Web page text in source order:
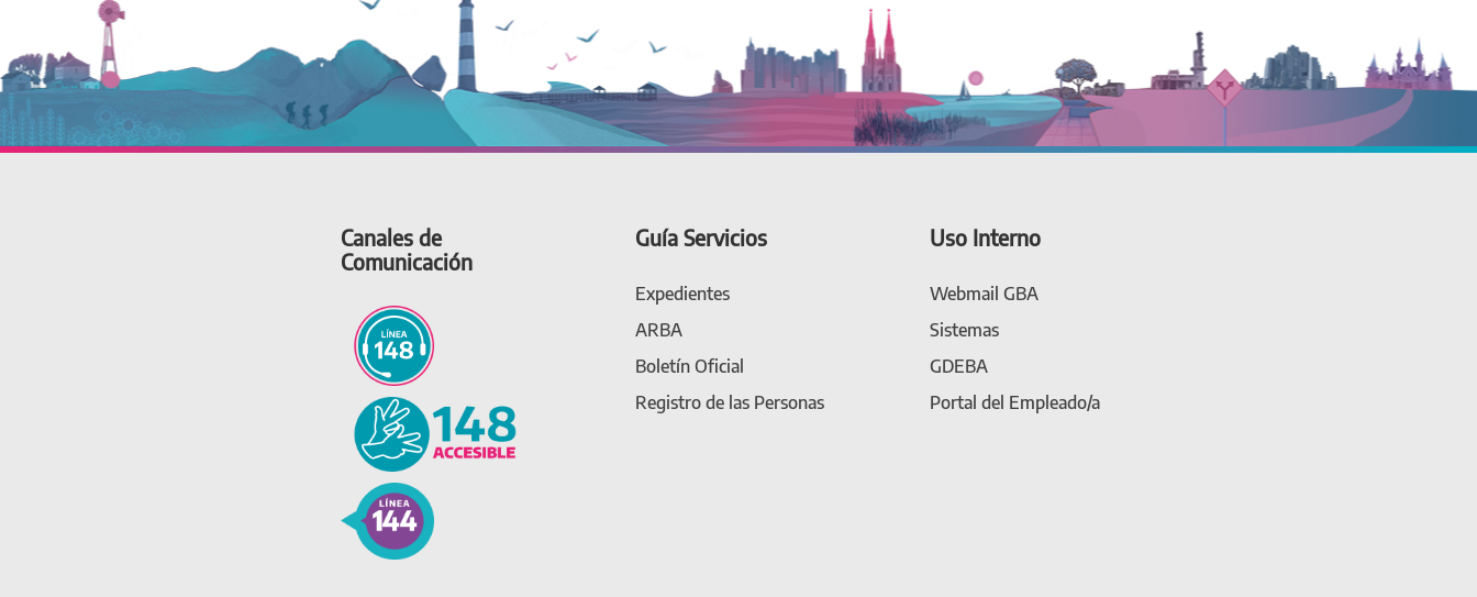
Canales de
Comunicación
Guía Servicios
Expedientes
ARBA
Boletín Oficial
Registro de las Personas
Uso Interno
Webmail GBA
Sistemas
GDEBA
Portal del Empleado/a